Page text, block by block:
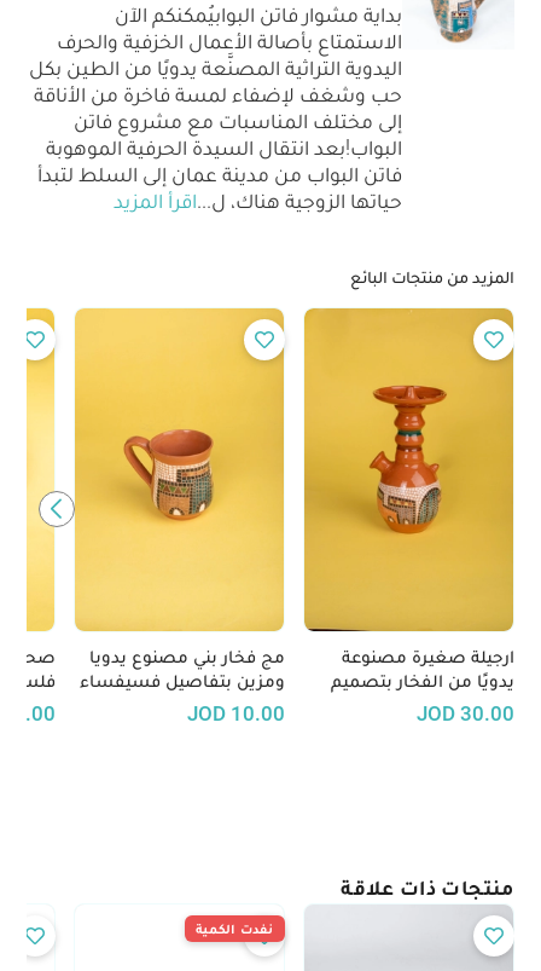
بداية مشوار فاتن البوابيُمكنكم الآن
الاستمتاع بأصالة الأعمال الخزفية والحرف
اليدوية التراثية المصنَّعة يدويًا من الطين بكل
حب وشغف لإضفاء لمسة فاخرة من الأناقة
إلى مختلف المناسبات مع مشروع فاتن
البواب!بعد انتقال السيدة الحرفية الموهوبة
فاتن البواب من مدينة عمان إلى السلط لتبدأ
حياتها الزوجية هناك، ل...اقرأ المزيد
المزيد من منتجات البائع
ارجيلة صغيرة مصنوعة
يدويًا من الفخار بتصميم
فسيفساء - متوفرة بعدة
30.00
JOD
مج فخار بني مصنوع يدويا
ومزين بتفاصيل فسيفساء
ملونة
10.00
JOD
صحن
25.00
منتجات ذات علاقة
نفدت الكمية